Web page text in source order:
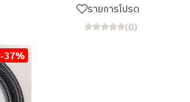
รายการโปรด
(0)
-37%